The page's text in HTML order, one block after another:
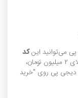
پی می‌توانید اینکد
را اعمال کنید و برای خریدهای بالای ۲ میلیون تومان،
دیجی پی روی "خرید